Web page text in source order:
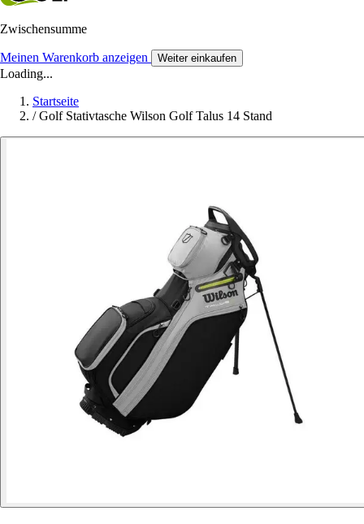
Zwischensumme
Meinen Warenkorb anzeigen Weiter einkaufen
Loading...
Startseite
/ Golf Stativtasche Wilson Golf Talus 14 Stand